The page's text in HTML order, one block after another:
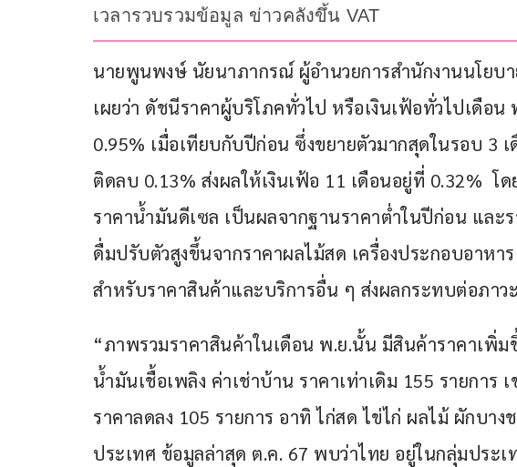
เวลารวบรวมข้อมูล ข่าวคลังขึ้น VAT
นายพูนพงษ์ นัยนาภากรณ์ ผู้อำนวยการสำนักงานนโยบ
เผยว่า ดัชนีราคาผู้บริโภคทั่วไป หรือเงินเฟ้อทั่วไปเดือ
0.95% เมื่อเทียบกับปีก่อน ซึ่งขยายตัวมากสุดในรอบ 3
ติดลบ 0.13% ส่งผลให้เงินเฟ้อ 11 เดือนอยู่ที่ 0.32%  โ
ราคาน้ำมันดีเซล เป็นผลจากฐานราคาต่ำในปีก่อน และ
ดื่มปรับตัวสูงขึ้นจากราคาผลไม้สด เครื่องประกอบอาหา
สำหรับราคาสินค้าและบริการอื่น ๆ ส่งผลกระทบต่อภาว
“ภาพรวมราคาสินค้าในเดือน พ.ย.นั้น มีสินค้าราคาเพิ่ม
น้ำมันเชื้อเพลิง ค่าเช่าบ้าน ราคาเท่าเดิม 155 รายการ
ราคาลดลง 105 รายการ อาทิ ไก่สด ไข่ไก่ ผลไม้ ผักบาง
ประเทศ ข้อมูลล่าสุด ต.ค. 67 พบว่าไทย อยู่ในกลุ่มประเ